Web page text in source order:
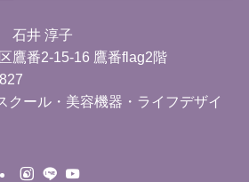
石井 淳子
鷹番2-15-16 鷹番flag2階
クール・美容機器・ライフデザイ